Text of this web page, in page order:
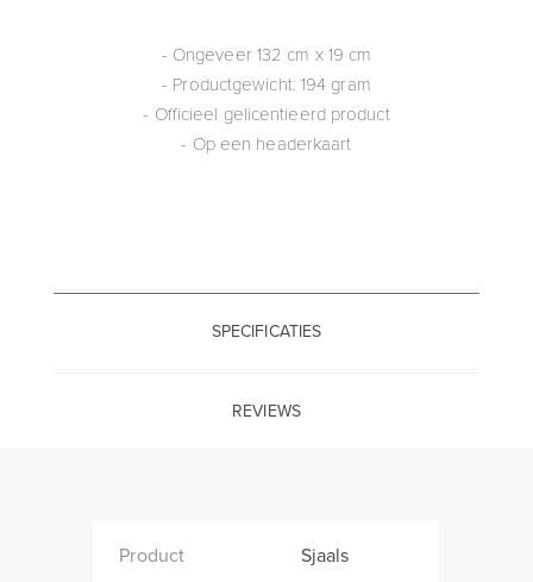
- Ongeveer 132 cm x 19 cm
- Productgewicht: 194 gram
- Officieel gelicentieerd product
- Op een headerkaart
SPECIFICATIES
REVIEWS
Product Sjaals